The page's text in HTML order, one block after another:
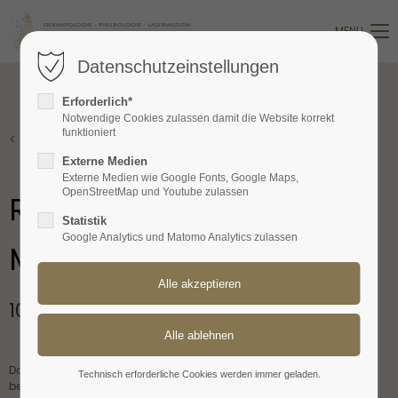
Login
Benutzername
Passwort
Lorem ipsum dolor sit amet:
MENU
< Zurück
Radiofrequenz
Mikroneedling
100% Power für die Haut
Das moderne Verfahren zur Verbesserung der Hautqualität und -
beschaffenheit kombiniert das klassische Mikroneedling mit
Datenschutzeinstellungen
Erforderlich*
Notwendige Cookies zulassen damit die Website korrekt
funktioniert
Externe Medien
Externe Medien wie Google Fonts, Google Maps,
OpenStreetMap und Youtube zulassen
Statistik
Google Analytics und Matomo Analytics zulassen
Technisch erforderliche Cookies werden immer geladen.